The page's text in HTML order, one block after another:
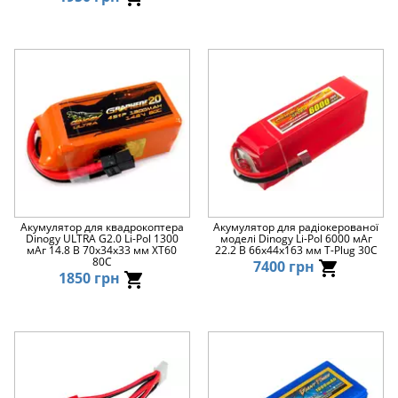
Акумулятор для квадрокоптера
Dinogy ULTRA G2.0 Li-Pol 1300
мАг 14.8 В 70x34x33 мм XT60
80C
1850 грн
Акумулятор для радіокерованої
моделі Dinogy Li-Pol 6000 мАг
22.2 В 66x44x163 мм T-Plug 30C
7400 грн